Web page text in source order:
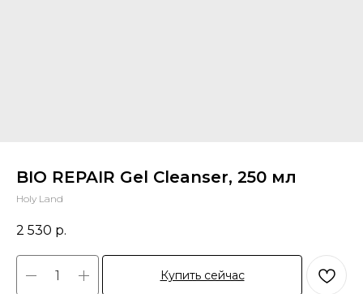
BIO REPAIR Gel Cleanser, 250 мл
Holy Land
2 530 р.
Купить сейчас